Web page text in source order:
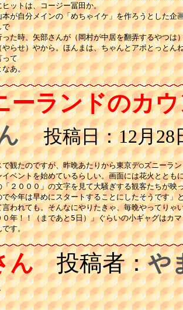
ットは、コージー冨田か。
本が自分メインの「めちゃイケ」を作ろうとした企
で
た時、矢部さんが（岡村が中居を翻弄するやつは
やらせ）やから。ほんまは、ちゃんとアポとっとん
って
なあ。
ーランドのカ
投稿日：12月28
観たのですが、昨晩あたりから東京デ○ズニーラ
イベントを始めているらしい。画面には花火ととも
「２０００」の文字を見て大騒ぎする観客たちが映
で今年は早めにスタートすることにしたそうです」
われても。そんなにやりたきゃ、毎晩やってりゃ
年！！（まであと5日）」ぐらいの小ギャグはカ
す。
ん投稿者：や